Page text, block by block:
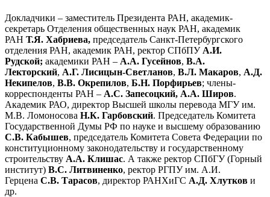
Докладчики – заместитель Президента РАН, академик-
секретарь Отделения общественных наук РАН, академик
РАН Т.Я. Хабриева, председатель Санкт-Петербургского
отделения РАН, академик РАН, ректор СПбПУА.И.
Рудской; академики РАН – А.А. Гусейнов, В.А.
Лекторский, А.Г. Лисицын-Светланов, В.Л. Макаров, А.Д.
Некипелов, В.В. Окрепилов, Б.Н. Порфирьев; члены-
корреспонденты РАН – А.С. Запесоцкий, А.А. Широв.
Академик РАО, директор Высшей школы перевода МГУ им.
М.В. Ломоносова Н.К. Гарбовский. Председатель Комитета
Государственной Думы РФ по науке и высшему образованию
С.В. Кабышев, председатель Комитета Совета Федерации по
конституционному законодательству и государственному
строительству А.А. Клишас. А также ректор СПбГУ (Горный
институт) В.С. Литвиненко, ректор РГПУ им. А.И.
Герцена С.В. Тарасов, директор РАНХиГС А.Д. Хлутков и
др.